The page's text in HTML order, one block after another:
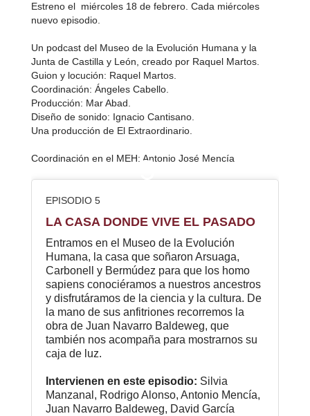
Estreno el miércoles 18 de febrero. Cada miércoles
nuevo episodio.
Un podcast del Museo de la Evolución Humana y la
Junta de Castilla y León, creado por Raquel Martos.
Guion y locución: Raquel Martos.
Coordinación: Ángeles Cabello.
Producción: Mar Abad.
Diseño de sonido: Ignacio Cantisano.
Una producción de El Extraordinario.
Coordinación en el MEH: Antonio José Mencía
5
EPISODIO 5
LA CASA DONDE VIVE EL PASADO
Entramos en el Museo de la Evolución
Humana, la casa que soñaron Arsuaga,
Carbonell y Bermúdez para que los homo
sapiens conociéramos a nuestros ancestros
y disfrutáramos de la ciencia y la cultura. De
la mano de sus anfitriones recorremos la
obra de Juan Navarro Baldeweg, que
también nos acompaña para mostrarnos su
caja de luz.
Intervienen en este episodio: Silvia
Manzanal, Rodrigo Alonso, Antonio Mencía,
Juan Navarro Baldeweg, David García